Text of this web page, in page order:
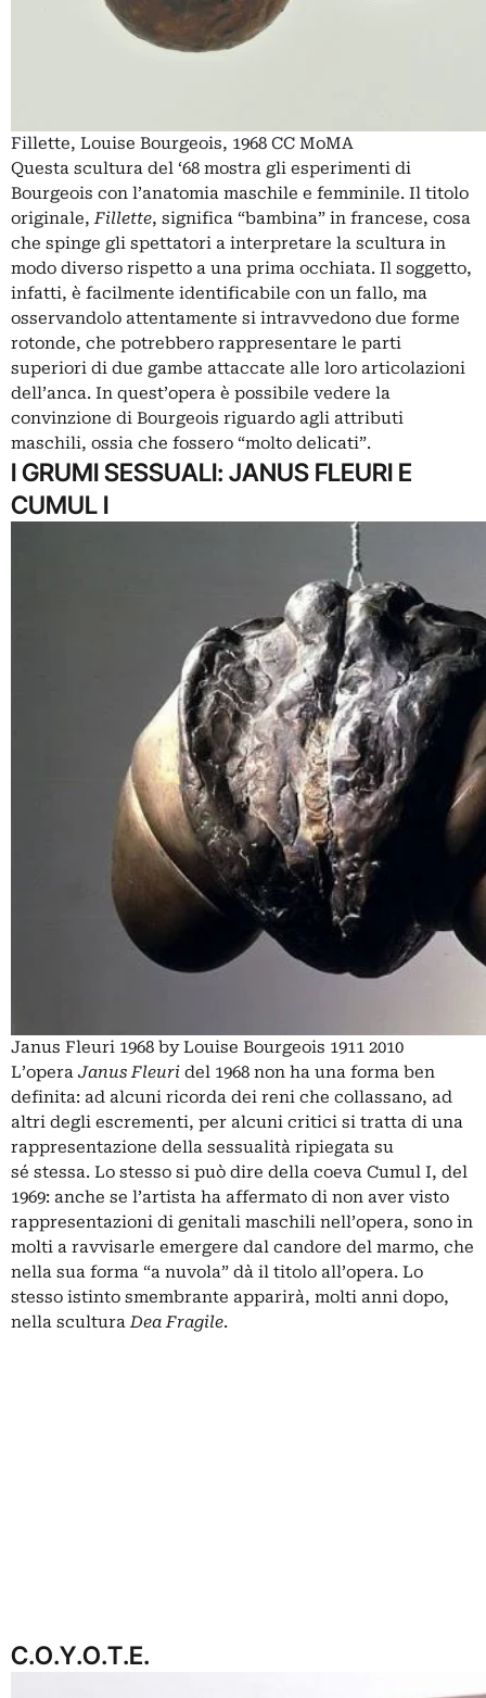
Fillette, Louise Bourgeois, 1968 CC MoMA
Questa scultura del ‘68 mostra gli esperimenti di
Bourgeois con l’anatomia maschile e femminile. Il titolo
originale,Fillette, significa “bambina” in francese, cosa
che spinge gli spettatori a interpretare la scultura in
modo diverso rispetto a una prima occhiata. Il soggetto,
infatti, è facilmente identificabile con un fallo, ma
osservandolo attentamente si intravvedono due forme
rotonde, che potrebbero rappresentare le parti
superiori di due gambe attaccate alle loro articolazioni
dell’anca. In quest’opera è possibile vedere la
convinzione di Bourgeois riguardo agli attributi
maschili, ossia che fossero “molto delicati”.
I GRUMI SESSUALI: JANUS FLEURI E
CUMUL I
Janus Fleuri 1968 by Louise Bourgeois 1911 2010
L’opera Janus Fleuri del 1968 non ha una forma ben
definita: ad alcuni ricorda dei reni che collassano, ad
altri degli escrementi, per alcuni critici si tratta di una
rappresentazione della sessualità ripiegata su
sé stessa. Lo stesso si può dire della coeva Cumul I, del
1969: anche se l’artista ha affermato di non aver visto
rappresentazioni di genitali maschili nell’opera, sono in
molti a ravvisarle emergere dal candore del marmo, che
nella sua forma “a nuvola” dà il titolo all’opera. Lo
stesso istinto smembrante apparirà, molti anni dopo,
nella sculturaDea Fragile.
C.O.Y.O.T.E.